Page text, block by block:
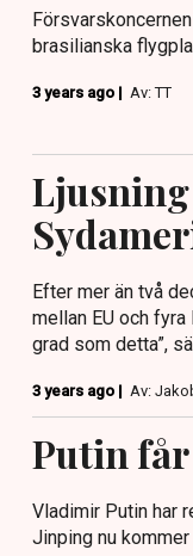
brasilianska
3 years ago | Av: TT
Efter mer än två
mellan EU och
grad som detta”,
3 years ago | Av:
Putin får
Vladimir Putin har
Jinping nu